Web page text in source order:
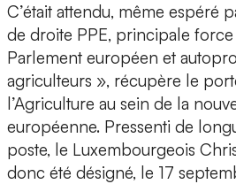
C’était attendu, même espéré
de droite PPE, principale
Parlement européen et
agriculteurs », récupère le
l’Agriculture au sein de la
européenne. Pressenti de
poste, le Luxembourgeois
donc été désigné, le 17